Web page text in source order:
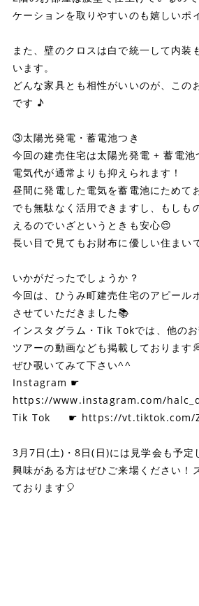
ケーションを取りやすいのも嬉しい
また、壁のクロスは白で統一して内装
います。
どんな家具とも相性がいいのが、この
です ♪
③太陽光発電・蓄電池つき
今回の建売住宅は太陽光発電 + 蓄電池
電気代が通常よりも抑えられます！
昼間に発電した電気を蓄電池にためて
でも無駄なく活用できますし、もしも
えるのでいざというときも安心😌
長い目で見てもお財布に優しい住まい
いかがだったでしょうか？
今回は、ひうみ町建売住宅のアピール
させていただきました📚
インスタグラム・Tik Tokでは、他の
ツアーの動画なども掲載しております
ぜひ覗いてみて下さい^^
Instagram ☛
https://www.instagram.com/
Tik Tok ☛ https://vt.tiktok.com/
3月7日(土)・8日(日)には見学会も予定
興味がある方はぜひご来場ください！
ております🎈